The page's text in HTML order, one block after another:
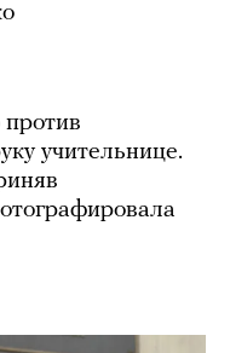
учительнице.